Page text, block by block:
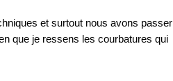
et surtout nous avons passer
que je ressens les courbatures qui